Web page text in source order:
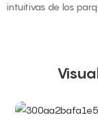
intuitivas de los